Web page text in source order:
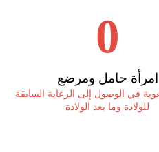
امرأة حامل ومرضع
0
في الوصول إلى الرعاية السابقة
للولادة وما بعد الولادة